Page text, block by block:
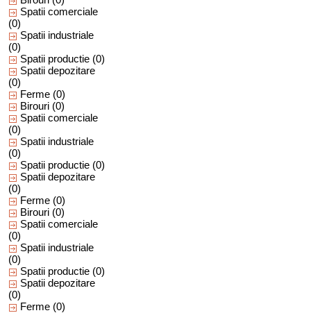
Spatii comerciale
(0)
Spatii industriale
(0)
Spatii productie (0)
Spatii depozitare
(0)
Ferme (0)
Birouri (0)
Spatii comerciale
(0)
Spatii industriale
(0)
Spatii productie (0)
Spatii depozitare
(0)
Ferme (0)
Birouri (0)
Spatii comerciale
(0)
Spatii industriale
(0)
Spatii productie (0)
Spatii depozitare
(0)
Ferme (0)